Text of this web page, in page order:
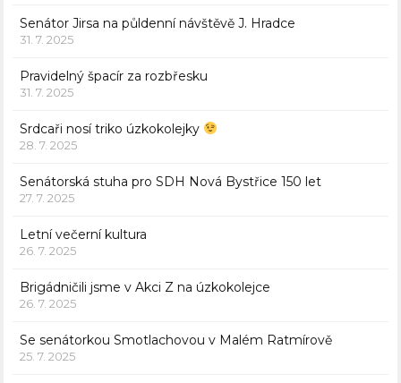
Senátor Jirsa na půldenní návštěvě J. Hradce
31. 7. 2025
Pravidelný špacír za rozbřesku
31. 7. 2025
Srdcaři nosí triko úzkokolejky
28. 7. 2025
Senátorská stuha pro SDH Nová Bystřice 150 let
27. 7. 2025
Letní večerní kultura
26. 7. 2025
Brigádničili jsme v Akci Z na úzkokolejce
26. 7. 2025
Se senátorkou Smotlachovou v Malém Ratmírově
25. 7. 2025